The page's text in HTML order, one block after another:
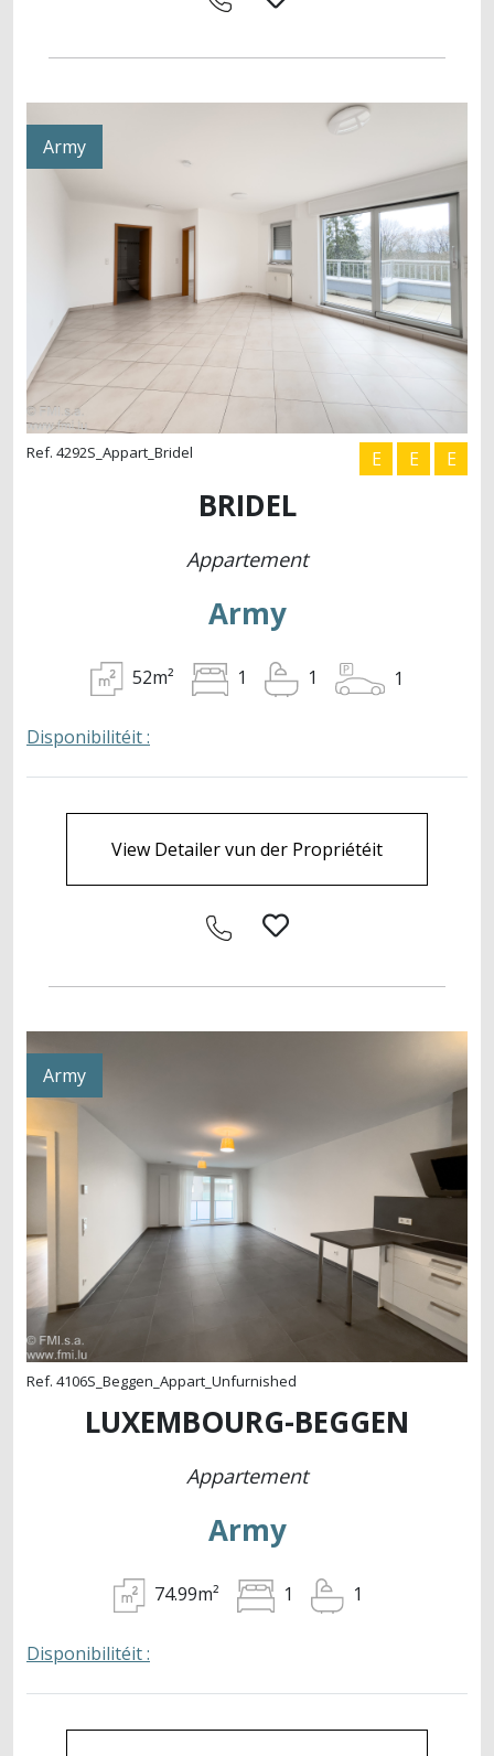
Army
Ref. 4292S_Appart_Bridel E E E
BRIDEL
Appartement
Army
52m² 1 1 1
Disponibilitéit :
View Detailer vun der Propriétéit
Army
Ref. 4106S_Beggen_Appart_Unfurnished
LUXEMBOURG-BEGGEN
Appartement
Army
74.99m² 1 1
Disponibilitéit :